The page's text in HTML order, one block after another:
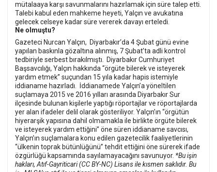
mütalaaya karşı savunmalarını hazırlamak için süre talep etti.
Talebi kabul eden mahkeme heyeti, Yalçın ve avukatına
gelecek celseye kadar süre vererek davayı erteledi.
Ne olmuştu?
Gazeteci Nurcan Yalçın, Diyarbakır’da 4 Şubat günü evine
yapılan baskınla gözaltına alınmış, 7 Şubat’ta adli kontrol
tedbiriyle serbest bırakılmıştı. Diyarbakır Cumhuriyet
Başsavcılığı, Yalçın hakkında “örgüte bilerek ve isteyerek
yardım etmek” suçundan 15 yıla kadar hapis istemiyle
iddianame hazırladı.
İddianamede Yalçın’a yöneltilen
suçlamaya 2015 ve 2016 yılları arasında Diyarbakır Sur
ilçesinde bulunan kişilerle yaptığı röportajlar ve röportajlarda
yer alan ifadeler delil olarak gösteriliyor. Yalçın’ın “örgütün
hiyerarşik yapısına dahil olmamakla ile birlikte örgüte bilerek
ve isteyerek yardım ettiğini” öne süren iddianame savcısı,
Yalçın’ın suçlamalara konu edilen gazetecilik faaliyetlerinin
“ülkenin toprak bütünlüğünü” tehdit ettiğini öne sürerek ifade
özgürlüğü kapsamında sayılamayacağını savunuyor. *Bu işin
hakları, Atıf-Gayriticari (CC BY-NC) Lisans ile kısmen saklıdır. Bu